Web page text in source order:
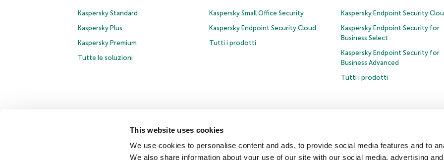
This website uses cookies
We use cookies to personalise content and ads, to provide social media features and to
We also share information about your use of our site with our social media, advertising
Kaspersky Standard
Kaspersky Plus
Kaspersky Premium
Tutte le soluzioni
Kaspersky Small Office Security
Kaspersky Endpoint Security Cloud
Tutti i prodotti
Kaspersky Endpoint Security
Kaspersky Endpoint Security for
Business Select
Kaspersky Endpoint Security for
Business Advanced
Tutti i prodotti
© 2026 AO Kaspersky Lab. Tutti i diritti riservati. Informativa sulla privacy Policy anticorruzione
Contratto di licenza B2C